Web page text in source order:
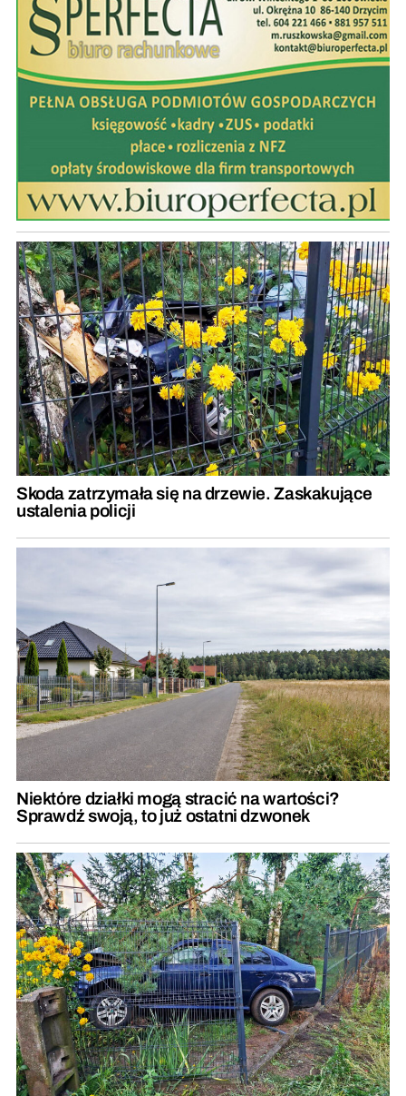
Skoda zatrzymała się na drzewie. Zaskakujące
ustalenia policji
Niektóre działki mogą stracić na wartości?
Sprawdź swoją, to już ostatni dzwonek